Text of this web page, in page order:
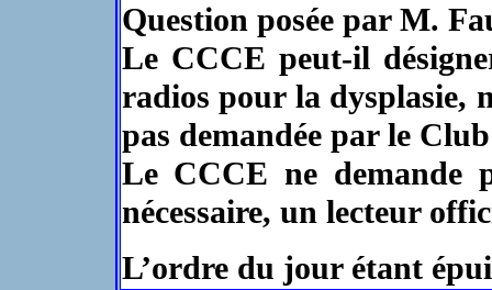
Question posée par M.
Le CCCE peut-il
radios pour la dysplasie,
pas demandée par le
Le CCCE ne demande
nécessaire, un lecteur
L’ordre du jour étant